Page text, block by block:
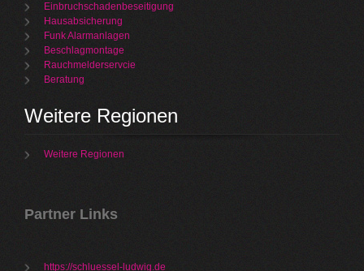
Einbruchschadenbeseitigung
Hausabsicherung
Funk Alarmanlagen
Beschlagmontage
Rauchmelderservcie
Beratung
Weitere Regionen
Weitere Regionen
Partner Links
https://schluessel-ludwig.de